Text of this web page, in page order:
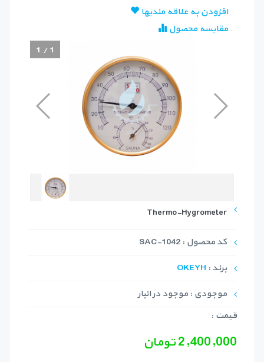
افزودن به علاقه مندیها
مقایسه محصول
1 /1
Thermo-Hygrometer
کد محصول : SAC-1042
برند : OKEYH
موجودی : موجود در انبار
قیمت :
2,400,000 تومان